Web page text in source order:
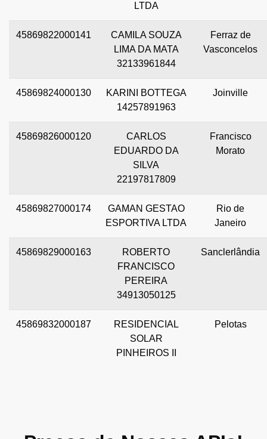
LTDA
45869822000141
CAMILA SOUZA
LIMA DA MATA
32133961844
Ferraz de
Vasconcelos
45869824000130
KARINI BOTTEGA
14257891963
Joinville
45869826000120
CARLOS
EDUARDO DA
SILVA
22197817809
Francisco
Morato
45869827000174
GAMAN GESTAO
ESPORTIVA LTDA
Rio de
Janeiro
45869829000163
ROBERTO
FRANCISCO
PEREIRA
34913050125
Sanclerlândia
45869832000187
RESIDENCIAL
SOLAR
PINHEIROS II
Pelotas